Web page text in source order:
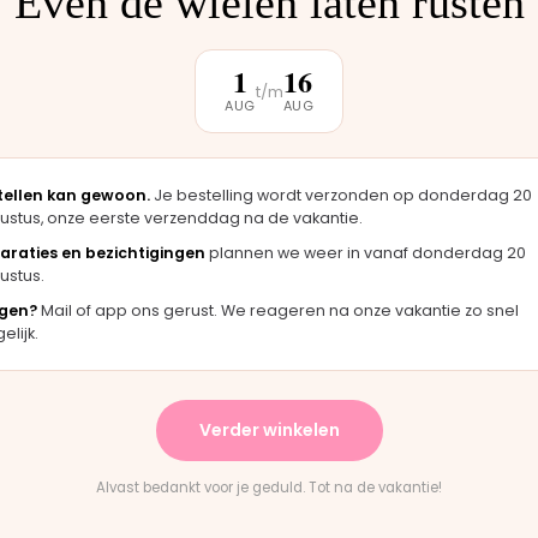
zag er
terwijl je wacht."
Bas · Joolz duwstang
en het paste perfect.
"Persoonlijk contact,
Rick · Bugaboo onderdeel
1
AUG
t/m16
AUG
kan gewoon. Je bestelling wordt verzonden op donderdag 20
onze eerste verzenddag na de vakantie.
en bezichtigingen plannen we weer in vanaf donderdag 20
Mail of app ons gerust. We reageren na onze vakantie zo snel
Verder winkelen
Alvast bedankt voor je geduld. Tot na de vakantie!